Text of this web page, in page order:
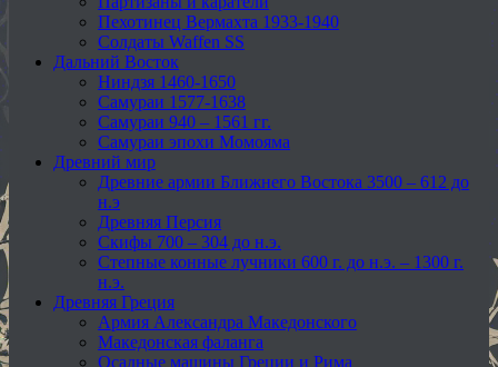
Пехотинец Вермахта 1933-1940
Солдаты Waffen SS
Дальний Восток
Ниндзя 1460-1650
Самураи 1577-1638
Самураи 940 – 1561 гг.
Самураи эпохи Момояма
Древний мир
Древние армии Ближнего Востока 3500 – 612 до
н.э
Древняя Персия
Скифы 700 – 304 до н.э.
Степные конные лучники 600 г. до н.э. – 1300 г.
н.э.
Древняя Греция
Армия Александра Македонского
Македонская фаланга
Осадные машины Греции и Рима